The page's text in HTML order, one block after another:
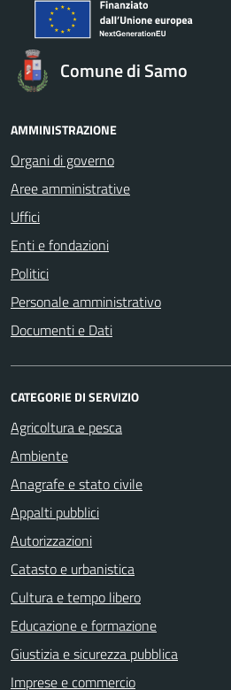
Comune di Samo
AMMINISTRAZIONE
Organi di governo
Aree amministrative
Uffici
Enti e fondazioni
Politici
Personale amministrativo
Documenti e Dati
CATEGORIE DI SERVIZIO
Agricoltura e pesca
Ambiente
Anagrafe e stato civile
Appalti pubblici
Autorizzazioni
Catasto e urbanistica
Cultura e tempo libero
Educazione e formazione
Giustizia e sicurezza pubblica
Imprese e commercio